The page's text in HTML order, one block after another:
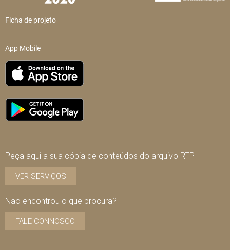
Ficha de projeto
App Mobile
Peça aqui a sua cópia de conteúdos do arquivo RTP
VER SERVIÇOS
Não encontrou o que procura?
FALE CONNOSCO